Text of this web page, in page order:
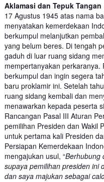
Aklamasi dan Tepuk Tangan
17 Agustus 1945 atas nama
menyatakan kemerdekaan
berkumpul melanjutkan
yang belum beres. Di tengah
gaduh di luar ruang sidang
mempertanyakan
berkumpul dan ingin segera
baru proklamir ini. Setelah
ruang sidang kembali dan
menawarkan kepada peserta
Rancangan Pasal III Aturan
pemilihan Presiden dan Wakil
untuk pertama kali Presiden
Persiapan Kemerdekaan
mengajukan usul, “Berhubung
supaya pemilihan presiden ini
dan saya majukan sebagai